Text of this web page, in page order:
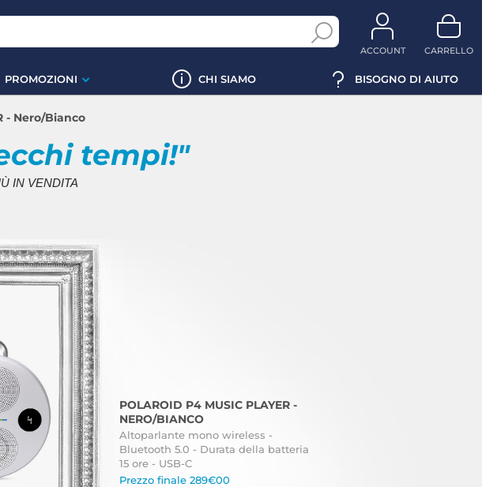
ACCOUNT CARRELLO
PROMOZIONI CHI SIAMO BISOGNO DI AIUTO
- Nero/Bianco
tempi!"
IN VENDITA
POLAROID P4 MUSIC PLAYER -
NERO/BIANCO
Altoparlante mono wireless -
Bluetooth 5.0 - Durata della batteria
15 ore - USB-C
Prezzo finale 289€00